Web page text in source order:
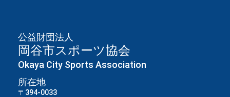
公益財団法人
岡谷市スポーツ協会
Okaya City Sports Association
所在地
〒394-0033